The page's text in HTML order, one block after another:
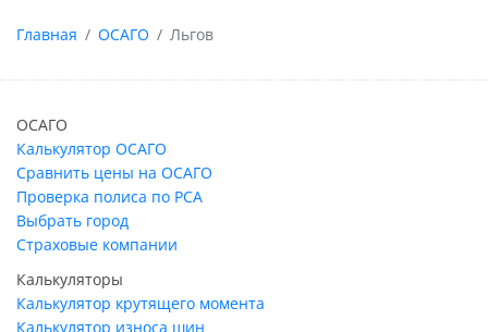
Главная ОСАГО Льгов
ОСАГО
Калькулятор ОСАГО
Сравнить цены на ОСАГО
Проверка полиса по РСА
Выбрать город
Страховые компании
Калькуляторы
Калькулятор крутящего момента
Калькулятор износа шин